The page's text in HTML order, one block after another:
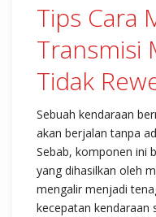
Tips Cara
Transmisi
Tidak
Sebuah kendaraan
akan berjalan tanpa
Sebab, komponen ini
yang dihasilkan oleh
mengalir menjadi
kecepatan kendaraan